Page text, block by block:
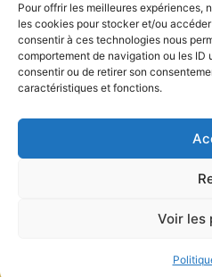
Pour offrir les meilleures expériences,
les cookies pour stocker et/ou
consentir à ces technologies nous
comportement de navigation ou les ID
consentir ou de retirer son
caractéristiques et fonctions.
Voir les